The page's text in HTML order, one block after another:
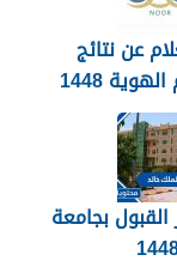
عن نتائج
الطلاب برقم الهوية 1448
بجامعة